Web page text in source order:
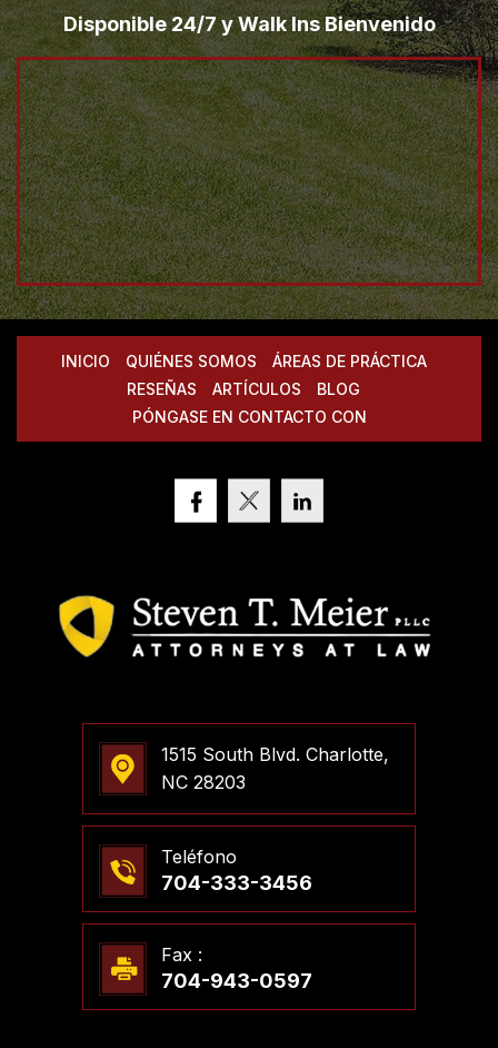
Disponible 24/7 y Walk Ins Bienvenido
INICIO QUIÉNES SOMOS
ÁREAS DE PRÁCTICA
RESEÑAS
ARTÍCULOS
BLOG
PÓNGASE EN CONTACTO CON
1515 South Blvd. Charlotte,
NC 28203
Teléfono
704-333-3456
Fax :
704-943-0597